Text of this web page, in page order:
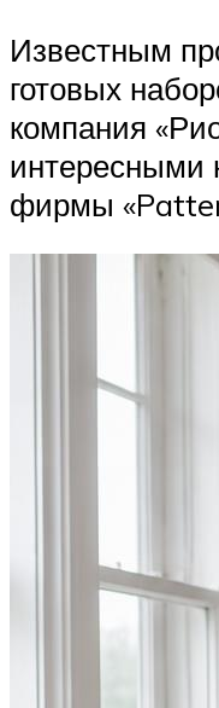
Известным
готовых
компания
интересными
фирмы